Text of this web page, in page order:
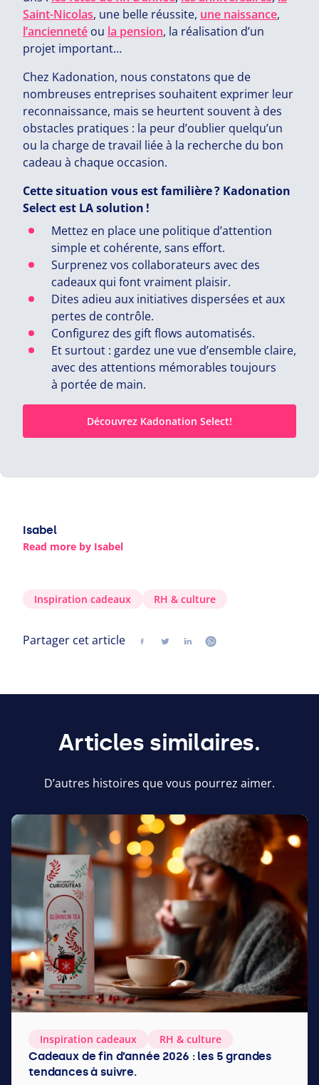
Saint-Nicolas, une belle réussite, une naissance,
l’ancienneté ou la pension, la réalisation d’un
projet important…
Chez Kadonation, nous constatons que de
nombreuses entreprises souhaitent exprimer leur
reconnaissance, mais se heurtent souvent à des
obstacles pratiques : la peur d’oublier quelqu’un
ou la charge de travail liée à la recherche du bon
cadeau à chaque occasion.
Cette situation vous est familière ? Kadonation
Select est LAsolution !
Mettez en place une politique d’attention
simple et cohérente, sans effort.
Surprenez vos collaborateurs avec des
cadeaux qui font vraiment plaisir.
Dites adieu aux initiatives dispersées et aux
pertes de contrôle.
Configurez des gift flows automatisés.
Et surtout : gardez une vue d’ensemble claire,
avec des attentions mémorables toujours
à portée de main.
Découvrez Kadonation Select!
Isabel
Read more by Isabel
Inspiration cadeaux RH & culture
Partager cet article
PartagerSuivez-nous sur twitter
Suivez-nous sur linkedin
Suivez-nous sur
Articles similaires.
D’autres histoires que vous pourrez aimer.
Inspiration cadeaux RH & culture
Cadeaux de fin d’année 2026 : les 5 grandes
tendances à suivre.